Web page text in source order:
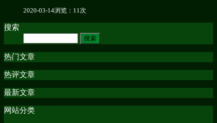
2020-03-14浏览：11次
搜索
热门文章
热评文章
最新文章
网站分类